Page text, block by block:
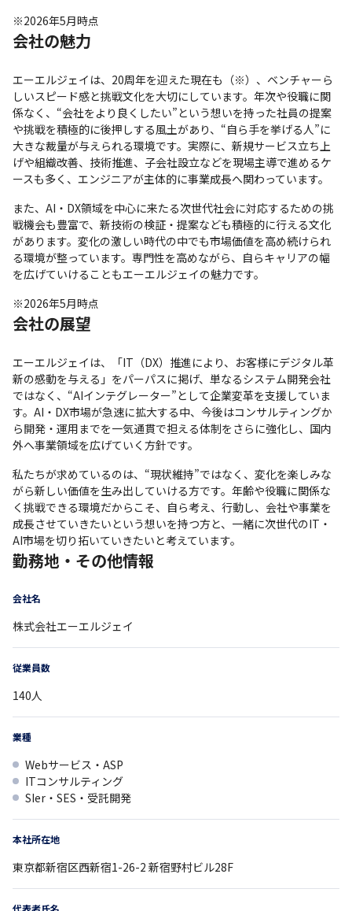
※2026年5月時点
会社の魅力
エーエルジェイは、20周年を迎えた現在も（※）、ベンチャーら
しいスピード感と挑戦文化を大切にしています。年次や役職に関
係なく、“会社をより良くしたい”という想いを持った社員の提案
や挑戦を積極的に後押しする風土があり、“自ら手を挙げる人”に
大きな裁量が与えられる環境です。実際に、新規サービス立ち上
げや組織改善、技術推進、子会社設立などを現場主導で進めるケ
ースも多く、エンジニアが主体的に事業成長へ関わっています。
また、AI・DX領域を中心に来たる次世代社会に対応するための挑
戦機会も豊富で、新技術の検証・提案なども積極的に行える文化
があります。変化の激しい時代の中でも市場価値を高め続けられ
る環境が整っています。専門性を高めながら、自らキャリアの幅
を広げていけることもエーエルジェイの魅力です。
※2026年5月時点
会社の展望
エーエルジェイは、「IT（DX）推進により、お客様にデジタル革
新の感動を与える」をパーパスに掲げ、単なるシステム開発会社
ではなく、“AIインテグレーター”として企業変革を支援していま
す。AI・DX市場が急速に拡大する中、今後はコンサルティングか
ら開発・運用までを一気通貫で担える体制をさらに強化し、国内
外へ事業領域を広げていく方針です。
私たちが求めているのは、“現状維持”ではなく、変化を楽しみな
がら新しい価値を生み出していける方です。年齢や役職に関係な
く挑戦できる環境だからこそ、自ら考え、行動し、会社や事業を
成長させていきたいという想いを持つ方と、一緒に次世代のIT・
AI市場を切り拓いていきたいと考えています。
勤務地・その他情報
会社名
株式会社エーエルジェイ
従業員数
140人
業種
Webサービス・ASP
ITコンサルティング
SIer・SES・受託開発
本社所在地
東京都新宿区西新宿1-26-2 新宿野村ビル28F
代表者氏名